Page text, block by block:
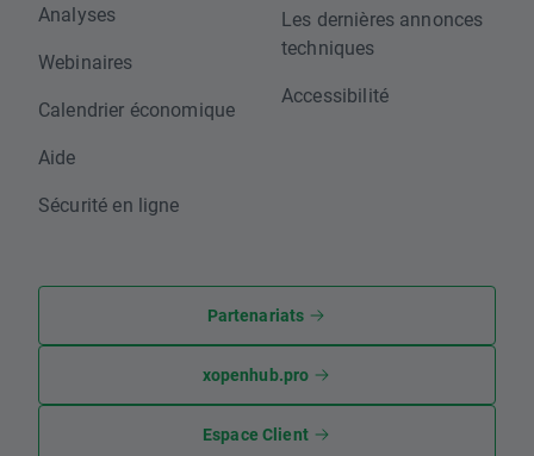
Analyses
Webinaires
Calendrier économique
Aide
Sécurité en ligne
Les dernières annonces
techniques
Accessibilité
Partenariats
xopenhub.pro
Espace Client